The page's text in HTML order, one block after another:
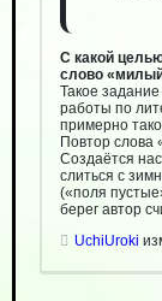
С какой
слово
Такое
работы по
примерно
Повтор слова
Создаётся
слиться с
(«поля
берег автор
UchiUroki